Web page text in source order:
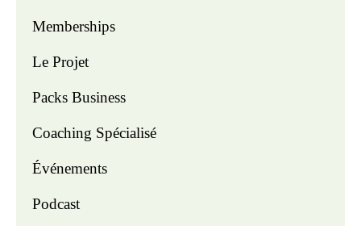
Memberships
Le Projet
Packs Business
Coaching Spécialisé
Événements
Podcast